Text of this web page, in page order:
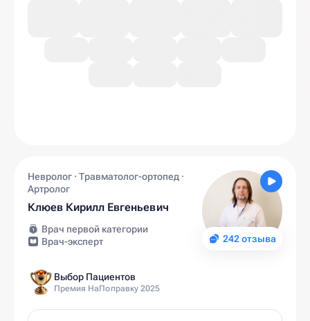
242 отзыва
Невролог · Травматолог-ортопед ·
Артролог
Клюев Кирилл Евгеньевич
Врач первой категории
Врач-эксперт
Выбор Пациентов
Премия НаПоправку 2025